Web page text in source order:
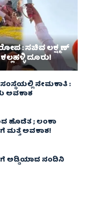
: ಸಚಿವ ಲಕ್ಷ್ಮಣ್‌
ದೂರು!
ಸಂಸ್ಥೆಯಲ್ಲಿ ನೇಮಕಾತಿ :
ಅವಕಾಶ
ಹೊಡೆತ ; ಲಂಕಾ
ಮತ್ತೆ ಅವಕಾಶ!
ಅಡ್ಡಿಯಾದ ನಂದಿನಿ